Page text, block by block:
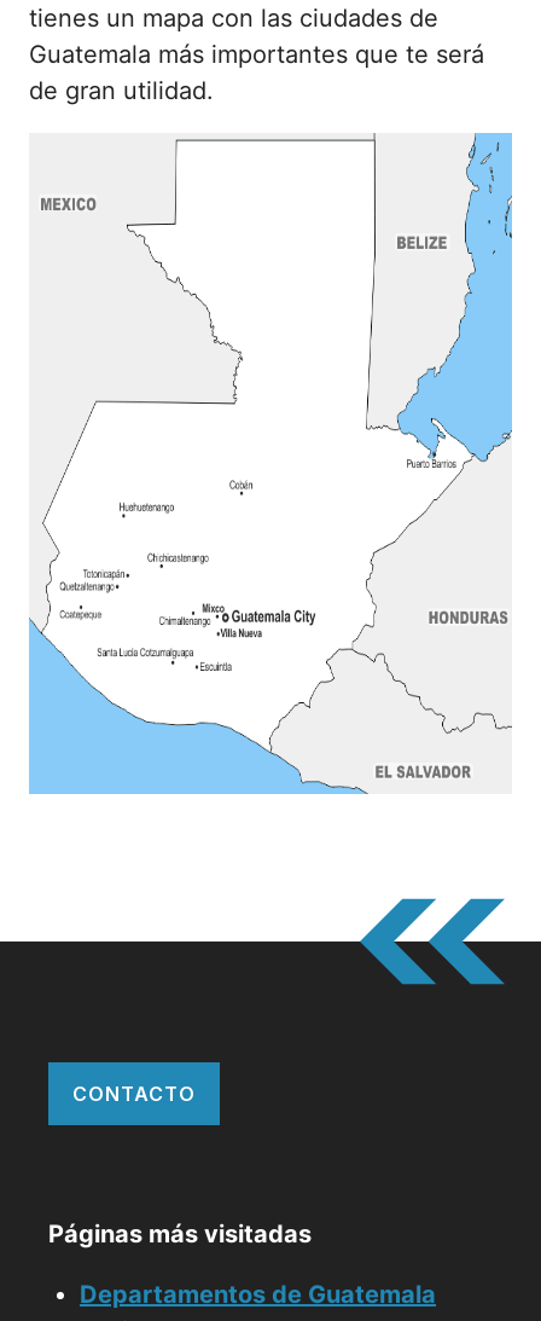
tienes un mapa con las ciudades de
Guatemala más importantes que te será
de gran utilidad.
CONTACTO
Páginas más visitadas
Departamentos de Guatemala